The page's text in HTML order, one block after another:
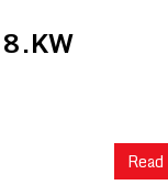
8.KW